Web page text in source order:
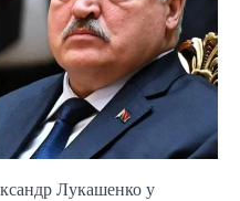
Лукашенко у